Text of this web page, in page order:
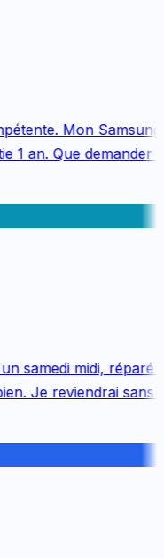
Mon Samsung
an. Que demander
samedi midi, réparé
Je reviendrai sans